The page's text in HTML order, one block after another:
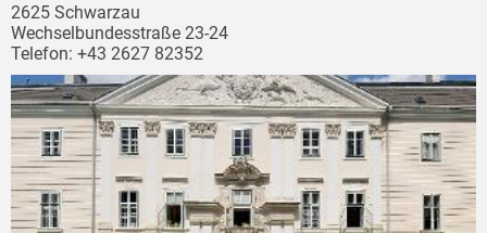
2625 Schwarzau
Wechselbundesstraße 23-24
Telefon: +43 2627 82352